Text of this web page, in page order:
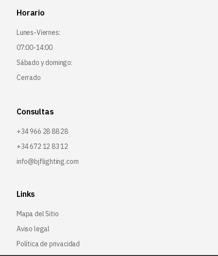
Horario
Lunes-Viernes:
07:00-14:00
Sábado y domingo:
Cerrado
Consultas
+34 966 28 88 28
+34 672 12 83 12
info@bjflighting.com
Links
Mapa del Sitio
Aviso legal
Política de privacidad